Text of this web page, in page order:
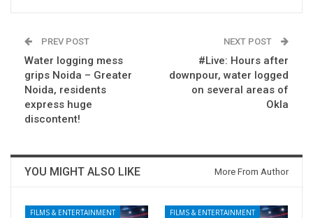
PREV POST
Water logging mess
grips Noida – Greater
Noida, residents
express huge
discontent!
NEXT POST
#Live: Hours after
downpour, water logged
on several areas of
Okla
YOU MIGHT ALSO LIKE More From Author
FILMS & ENTERTAINMENT FILMS & ENTERTAINMENT